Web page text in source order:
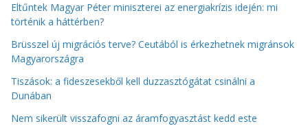
Eltűntek Magyar Péter miniszterei az energiakrízis idején: mi
történik a háttérben?
Brüsszel új migrációs terve? Ceutából is érkezhetnek migránsok
Magyarországra
Tiszások: a fideszesekből kell duzzasztógátat csinálni a
Dunában
Nem sikerült visszafogni az áramfogyasztást kedd este